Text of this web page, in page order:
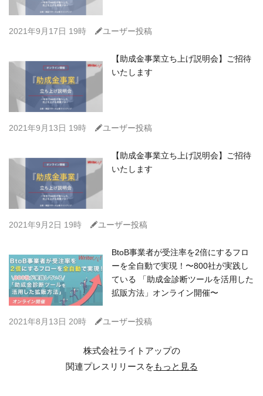
2021年9月17日 19時 Cユーザー投稿
【助成金事業立ち上げ説明会】ご招待
いたします
2021年9月13日 19時 Cユーザー投稿
【助成金事業立ち上げ説明会】ご招待
いたします
2021年9月2日 19時 Cユーザー投稿
​BtoB事業者が受注率を2倍にするフロ
ーを全自動で実現！〜800社が実践し
ている 「助成金診断ツールを活用した
拡販方法」オンライン開催〜
2021年8月13日 20時 Cユーザー投稿
株式会社ライトアップの
関連プレスリリースをもっと見る